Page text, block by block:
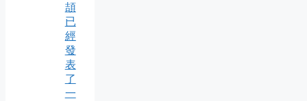
頡
已
經
發
表
了
一